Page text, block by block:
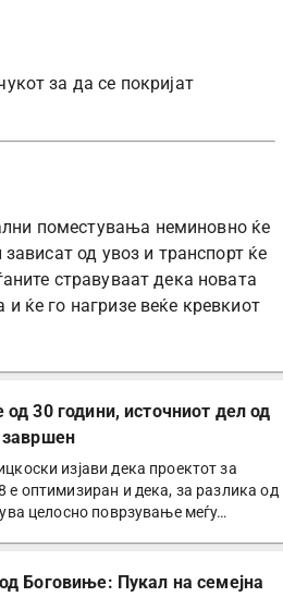
за да се покријат
поместувања неминовно ќе
од увоз и транспорт ќе
стравуваат дека новата
ќе го нагризе веќе кревкиот
30 години, источниот дел од
завршен
изјави дека проектот за
е оптимизиран и дека, за разлика од
целосно поврзување меѓу…
Боговиње: Пукал на семејна